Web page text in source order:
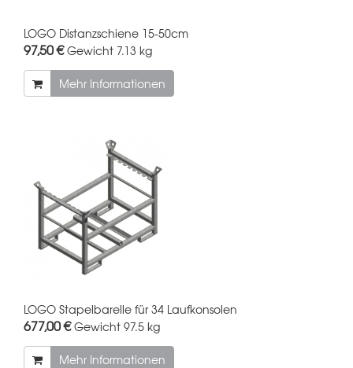
LOGO Distanzschiene 15-50cm
97,50 €Gewicht 7.13 kg
Mehr Informationen
LOGO Stapelbarelle für 34 Laufkonsolen
677,00 €Gewicht 97.5 kg
Mehr Informationen